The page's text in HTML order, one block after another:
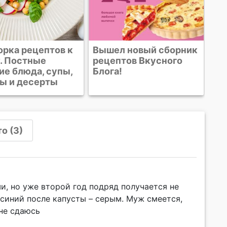
новый сборник
Вкусного
(3)
но уже второй год подряд получается не
после капусты – серым. Муж смеется,
сдаюсь